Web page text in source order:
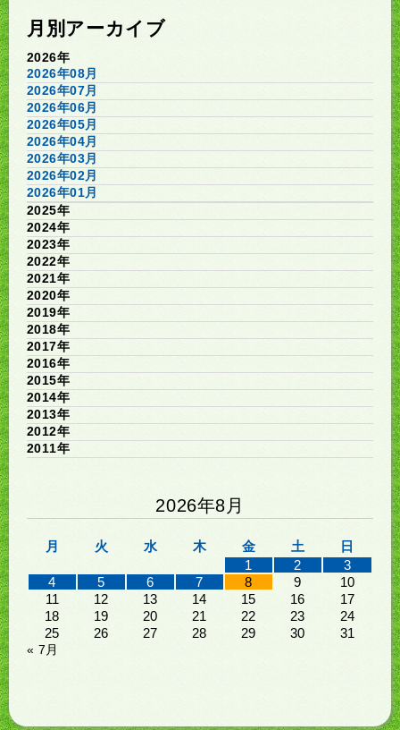
月別アーカイブ
2026年
2026年08月
2026年07月
2026年06月
2026年05月
2026年04月
2026年03月
2026年02月
2026年01月
2025年
2024年
2023年
2022年
2021年
2020年
2019年
2018年
2017年
2016年
2015年
2014年
2013年
2012年
2011年
2026年8月
月 火 水 木 金 土
日
1
2
3
4
5 6 7 8 9
10
11
12 13 14 15 16
17
18
19 20 21 22 23
24
25
26 27 28 29 30 31
« 7月